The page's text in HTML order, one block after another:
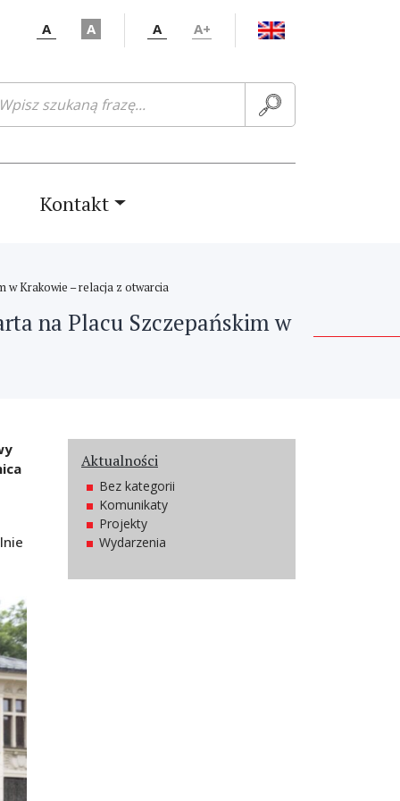
A A A A+
Kontakt
w Krakowie – relacja z otwarcia
na Placu Szczepańskim w
Aktualności
Bez kategorii
Komunikaty
Projekty
Wydarzenia